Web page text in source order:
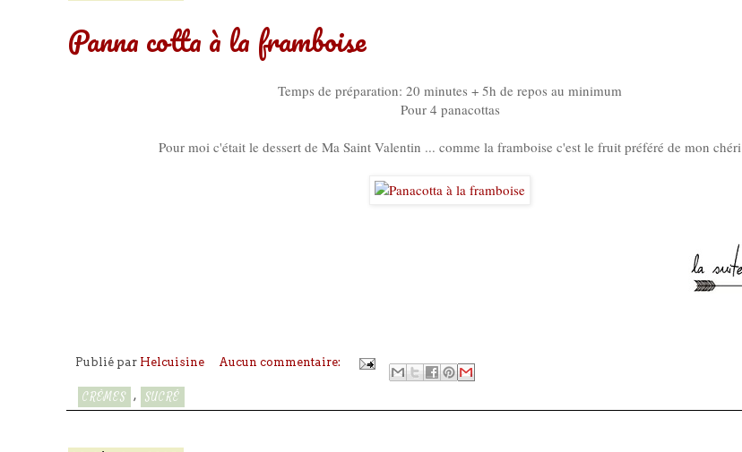
Panna cotta à la framboise
Temps de préparation: 20 minutes + 5h de repos au minimum
Pour 4 panacottas
Pour moi c'était le dessert de Ma Saint Valentin ... comme la framboise c'est le fruit préféré de mon chéri
Publié par Helcuisine Aucun commentaire:
CRÈMES , SUCRÉ